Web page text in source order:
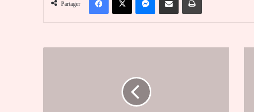
Partager